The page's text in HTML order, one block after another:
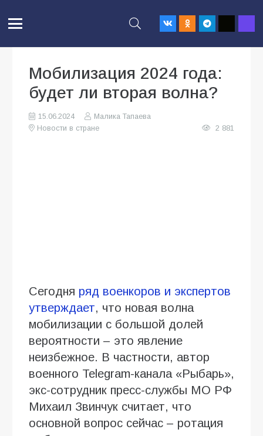
Мобилизация 2024 года:
будет ли вторая волна?
15.06.2024
Малика Тапаева
Новости в стране
2 881
Сегодня ряд военкоров и экспертов
утверждает, что новая волна
мобилизации с большой долей
вероятности – это явление
неизбежное. В частности, автор
военного Telegram-канала «Рыбарь»,
экс-сотрудник пресс-службы МО РФ
Михаил Звинчук считает, что
основной вопрос сейчас – ротация